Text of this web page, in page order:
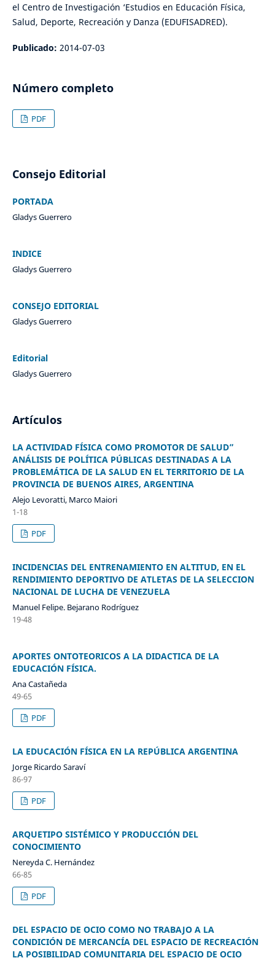
el Centro de Investigación ‘Estudios en Educación Física,
Salud, Deporte, Recreación y Danza (EDUFISADRED).
Publicado: 2014-07-03
Número completo
PDF
Consejo Editorial
PORTADA
Gladys Guerrero
INDICE
Gladys Guerrero
CONSEJO EDITORIAL
Gladys Guerrero
Editorial
Gladys Guerrero
Artículos
LA ACTIVIDAD FÍSICA COMO PROMOTOR DE SALUD”
ANÁLISIS DE POLÍTICA PÚBLICAS DESTINADAS A LA
PROBLEMÁTICA DE LA SALUD EN EL TERRITORIO DE LA
PROVINCIA DE BUENOS AIRES, ARGENTINA
Alejo Levoratti, Marco Maiori
1-18
PDF
INCIDENCIAS DEL ENTRENAMIENTO EN ALTITUD, EN EL
RENDIMIENTO DEPORTIVO DE ATLETAS DE LA SELECCION
NACIONAL DE LUCHA DE VENEZUELA
Manuel Felipe. Bejarano Rodríguez
19-48
APORTES ONTOTEORICOS A LA DIDACTICA DE LA
EDUCACIÓN FÍSICA.
Ana Castañeda
49-65
PDF
LA EDUCACIÓN FÍSICA EN LA REPÚBLICA ARGENTINA
Jorge Ricardo Saraví
86-97
PDF
ARQUETIPO SISTÉMICO Y PRODUCCIÓN DEL
CONOCIMIENTO
Nereyda C. Hernández
66-85
PDF
DEL ESPACIO DE OCIO COMO NO TRABAJO A LA
CONDICIÓN DE MERCANCÍA DEL ESPACIO DE RECREACIÓN
LA POSIBILIDAD COMUNITARIA DEL ESPACIO DE OCIO